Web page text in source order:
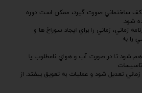
كف ساختماني صورت گيرد، ممكن است دوره
شود.
زماني، زماني را براي ايجاد سوراخ ها و
را به
شود تا در صورت آب و هواي نامطلوب يا
زماني تعديل شود و عمليات به تعويق بيفتد. از